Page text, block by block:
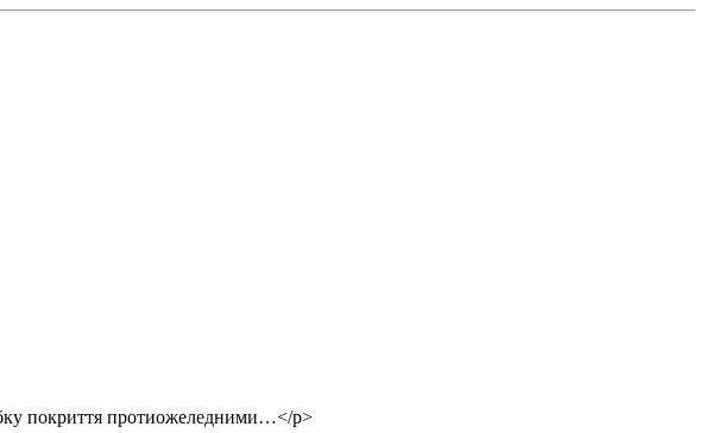
покриття протиожеледними…</p>